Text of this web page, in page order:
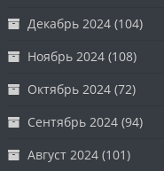
Декабрь 2024 (104)
Ноябрь 2024 (108)
Октябрь 2024 (72)
Сентябрь 2024 (94)
Август 2024 (101)